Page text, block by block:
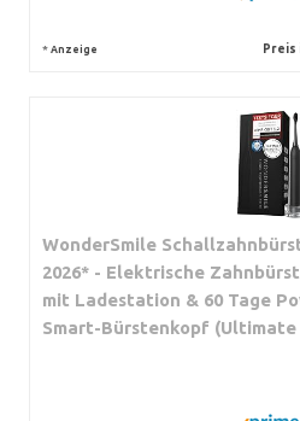
* Anzeige Preis
WonderSmile
2026* - Elektrische
mit Ladestation & 60 Tage
Smart-Bürstenkopf (Ultimate